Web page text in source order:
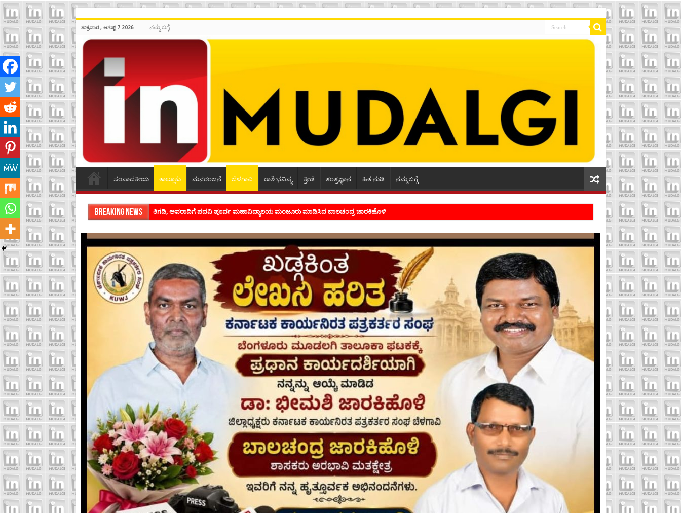
ಶುಕ್ರವಾರ , ಆಗಷ್ಟ್ 7 2026 ನಮ್ಮ ಬಗ್ಗೆ
ಸಂಪಾದಕೀಯ ತಾಲ್ಲೂಕು ಮನರಂಜನೆ ಬೆಳಗಾವಿ ರಾಶಿ ಭವಿಷ್ಯ ಕ್ರೀಡೆ ತಂತ್ರಜ್ಞಾನ ಹಿತ ನುಡಿ ನಮ್ಮ ಬಗ್ಗೆ
Breaking News ಶಿವಾಪುರದಲ್ಲಿ ಕವಿಗೋಷ್ಠಿಯ ಸಂಭ್ರಮ ಭಾವನೆಗಳನ್ನು ಕಟ್ಟಿಕೊಡುವ ಕಲೆಗಾರಿಕೆ ಕವಿಗೆ ಇರಬೇಕು- ಸಾಹಿತಿ ಸಿದ್ರಾಮ್ ದ್ಯಾಗಾನಟ್ಟಿ